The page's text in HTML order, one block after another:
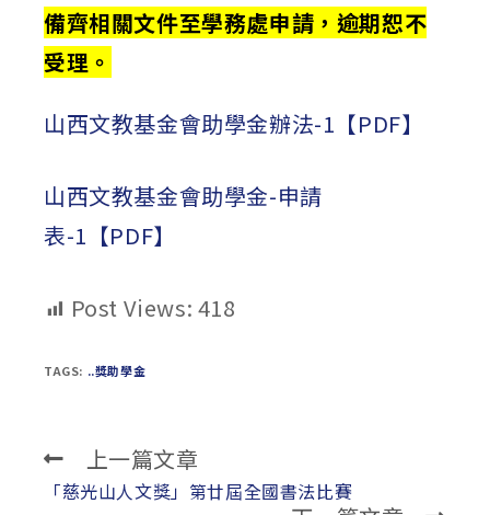
備齊相關文件至學務處申請，逾期恕不
受理。
山西文教基金會助學金辦法-1【PDF】
山西文教基金會助學金-申請
表-1【PDF】
Post Views: 418
TAGS: ..獎助學金
Read
more
上一篇文章
「慈光山人文獎」第廿屆全國書法比賽